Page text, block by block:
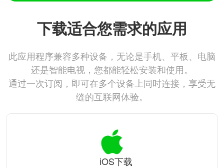
下载适合您需求的应用
此应用程序兼容多种设备，无论是手机、平板、电脑
还是智能电视，您都能轻松安装和使用。
通过一次订阅，即可在多个设备上同时连接，享受无
缝的互联网体验。
iOS下载